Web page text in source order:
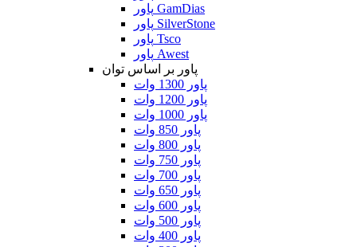
پاور GamDias
پاور SilverStone
پاور Tsco
پاور Awest
پاور بر اساس توان
پاور 1300 وات
پاور 1200 وات
پاور 1000 وات
پاور 850 وات
پاور 800 وات
پاور 750 وات
پاور 700 وات
پاور 650 وات
پاور 600 وات
پاور 500 وات
پاور 400 وات